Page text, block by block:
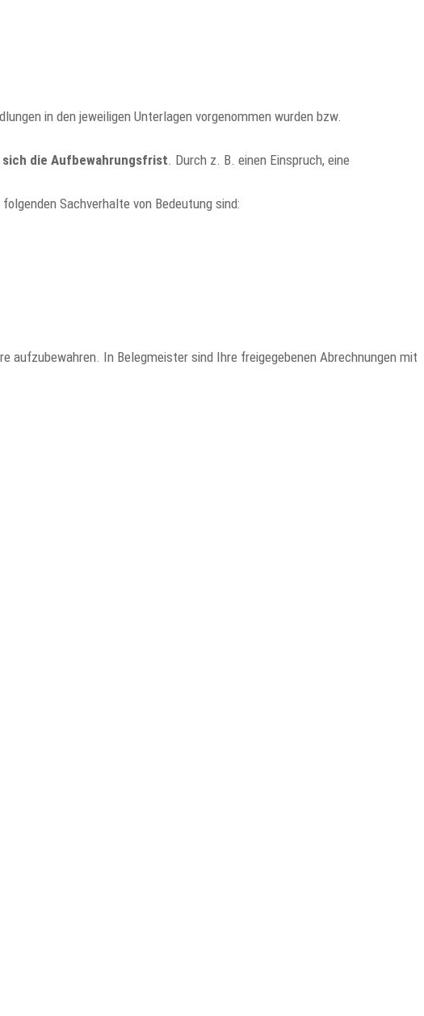
in den jeweiligen Unterlagen vorgenommen wurden bzw.
die Aufbewahrungsfrist . Durch z. B. einen Einspruch, eine
Sachverhalte von Bedeutung sind:
aufzubewahren. In Belegmeister sind Ihre freigegebenen Abrechnungen mit